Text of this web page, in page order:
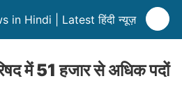
in Hindi | Latest हिंदी न्यूज़
में 51 हजार से अधिक पदों